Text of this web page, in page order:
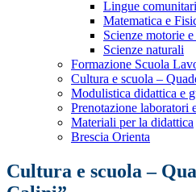
Lingue
Matematica e
Scienze motorie
Scienze naturali
Formazione Scuola
Cultura e scuola –
Modulistica didattica e
Prenotazione laboratori
Materiali per la didattica
Brescia Orienta
Cultura e scuola –